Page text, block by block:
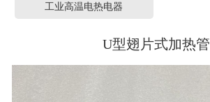
工业高温电热电器
U型翅片式加热管